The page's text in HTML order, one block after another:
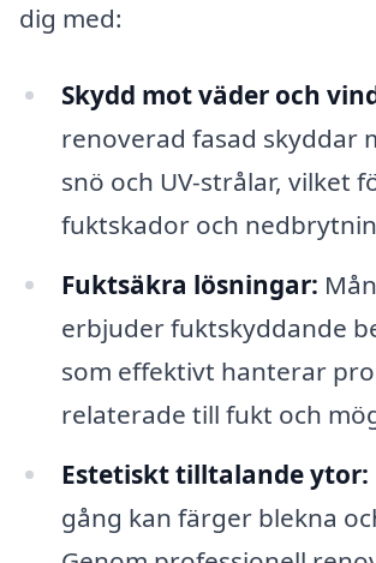
dig med:
Skydd mot väder och
renoverad fasad skyddar
snö och UV-strålar, vilket
fuktskador och
Fuktsäkra lösningar:
erbjuder fuktskyddande
som effektivt hanterar
relaterade till fukt och
Estetiskt tilltalande ytor:
gång kan färger blekna